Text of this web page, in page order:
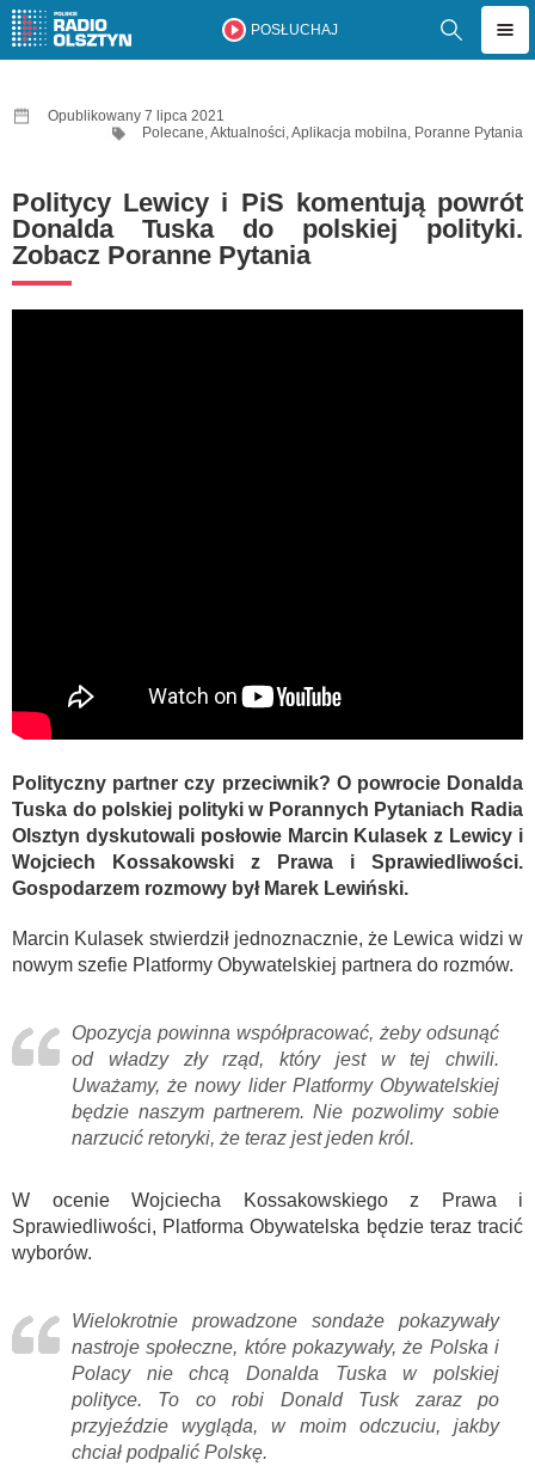
POSŁUCHAJ
Opublikowany 7 lipca 2021
Polecane,Aktualności,Aplikacja mobilna, Poranne Pytania
Politycy Lewicy i PiS komentują powrót
Donalda Tuska do polskiej polityki.
Zobacz Poranne Pytania
Polityczny partner czy przeciwnik? O powrocie Donalda
Tuska do polskiej polityki w Porannych Pytaniach Radia
Olsztyn dyskutowali posłowie Marcin Kulasek z Lewicy i
Wojciech Kossakowski z Prawa i Sprawiedliwości.
Gospodarzem rozmowy był Marek Lewiński.
Marcin Kulasek stwierdził jednoznacznie, że Lewica widzi w
nowym szefie Platformy Obywatelskiej partnera do rozmów.
Opozycja powinna współpracować, żeby odsunąć
od władzy zły rząd, który jest w tej chwili.
Uważamy, że nowy lider Platformy Obywatelskiej
będzie naszym partnerem. Nie pozwolimy sobie
narzucić retoryki, że teraz jest jeden król.
W ocenie Wojciecha Kossakowskiego z Prawa i
Sprawiedliwości, Platforma Obywatelska będzie teraz tracić
wyborów.
Wielokrotnie prowadzone sondaże pokazywały
nastroje społeczne, które pokazywały, że Polska i
Polacy nie chcą Donalda Tuska w polskiej
polityce. To co robi Donald Tusk zaraz po
przyjeździe wygląda, w moim odczuciu, jakby
chciał podpalić Polskę.